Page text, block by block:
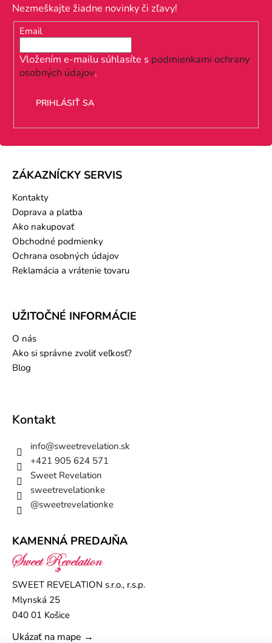
Nezmeškajte žiadne novinky či zľavy!
Email
Vložením e-mailu súhlasíte s podmienkami ochrany
osobných údajov.
PRIHLÁSIŤ SA
ZÁKAZNÍCKY SERVIS
Kontakty
Doprava a platba
Ako nakupovať
Obchodné podmienky
Ochrana osobných údajov
Reklamácia a vrátenie tovaru
UŽITOČNÉ INFORMÁCIE
O nás
Ako si správne zvoliť veľkosť?
Blog
Kontakt
info@sweetrevelation.sk
+421 905 624 571
Sweet Revelation
sweetrevelationke
@sweetrevelationke
KAMENNÁ PREDAJŇA
SWEET REVELATION s.r.o., r.s.p.
Mlynská 25
040 01 Košice
Ukázať na mape →